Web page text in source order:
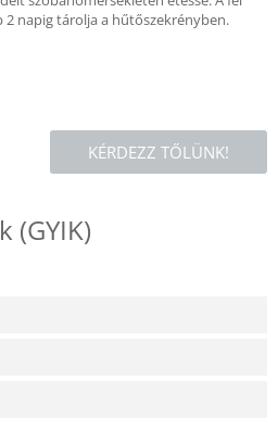
napig tárolja a hűtőszekrényben.
KÉRDEZZ TŐLÜNK!
(GYIK)